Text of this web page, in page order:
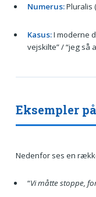
Numerus:Pluralis
Kasus:I moderne
vejskilte” / “jeg så
Eksempler
Nedenfor ses en
“Vi måtte stoppe,